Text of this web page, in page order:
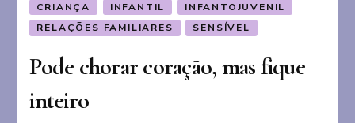
CRIANÇA INFANTIL
INFANTOJUVENIL
RELAÇÕES FAMILIARES
SENSÍVEL
Pode chorar coração, mas fique
inteiro